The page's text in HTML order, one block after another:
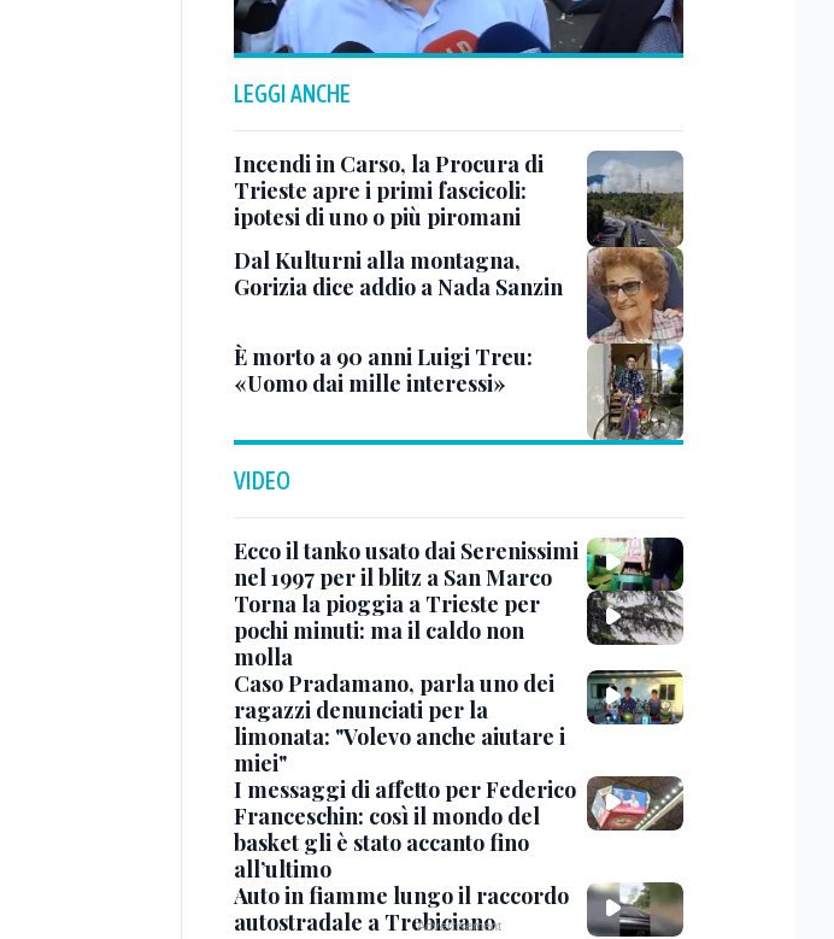
LEGGI ANCHE
Incendi in Carso, la Procura di
Trieste apre i primi fascicoli:
ipotesi di uno o più piromani
Dal Kulturni alla montagna,
Gorizia dice addio a Nada Sanzin
È morto a 90 anni Luigi Treu:
«Uomo dai mille interessi»
VIDEO
Ecco il tanko usato dai Serenissimi
nel 1997 per il blitz a San Marco
Torna la pioggia a Trieste per
pochi minuti: ma il caldo non
molla
Caso Pradamano, parla uno dei
ragazzi denunciati per la
limonata: "Volevo anche aiutare i
miei"
I messaggi di affetto per Federico
Franceschin: così il mondo del
basket gli è stato accanto fino
all’ultimo
Auto in fiamme lungo il raccordo
autostradale a Trebiciano